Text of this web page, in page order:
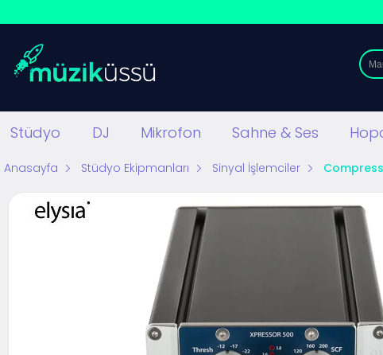
Stüdyo DJ Mikrofon Sahne & Ses
Anasayfa Stüdyo Ekipmanları Sinyal İşlemciler